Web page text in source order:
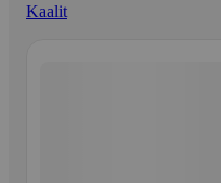
Kaalit